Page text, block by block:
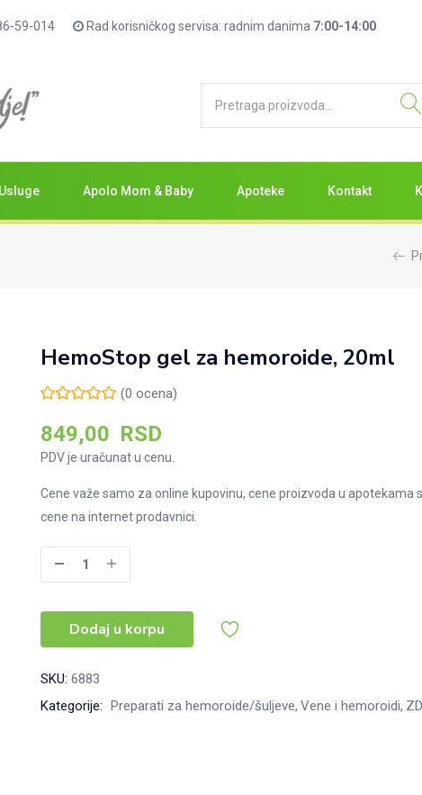
59-014 Rad korisničkog servisa: radnim danima 7:00-14:00
Usluge Apolo Mom & Baby Apoteke Kontakt
HemoStop gel za hemoroide, 20ml
(0 ocena)
849,00 RSD
PDV je uračunat u cenu.
Cene važe samo za online kupovinu, cene proizvoda u apotekama
cene na internet prodavnici.
HemoStop
gel
hemoroide,
20ml
količina
Dodaj u korpu
SKU: 6883
Kategorije: Preparati za hemoroide/šuljeve Vene i hemoroidi